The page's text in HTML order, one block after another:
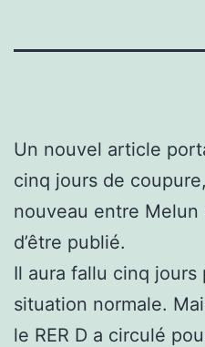
Un nouvel article
cinq jours de
nouveau entre
d’être publié.
Il aura fallu cinq
situation normale.
le RER D a circulé